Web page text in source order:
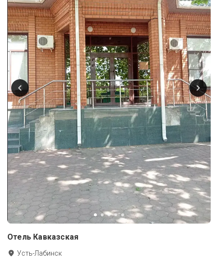
Отель Кавказская
Усть-Лабинск